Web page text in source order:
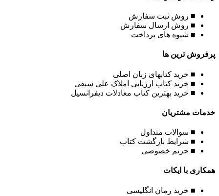
■ روش ثبت سفارش
■ روش ارسال سفارش
■ شیوه های پرداخت
پرفروش ترین ها
■ خرید کتابهای زبان اصلی
■ خرید کتاب ارزیابی املاک علی سیفی
■ خرید بهترین کتاب معادلات دیفرانسیل
خدمات مشتریان
■ سوالات متداول
■ شرایط بازگشت کتاب
■ حریم خصوصی
همکاری با ایکات
■ خرید رمان انگلیسی